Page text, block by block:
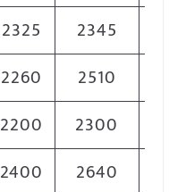
2325 2345
2260 2510
2200 2300
2400 2640